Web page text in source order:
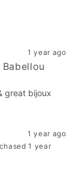
1 year ago
great bijoux
1 year ago
1 year